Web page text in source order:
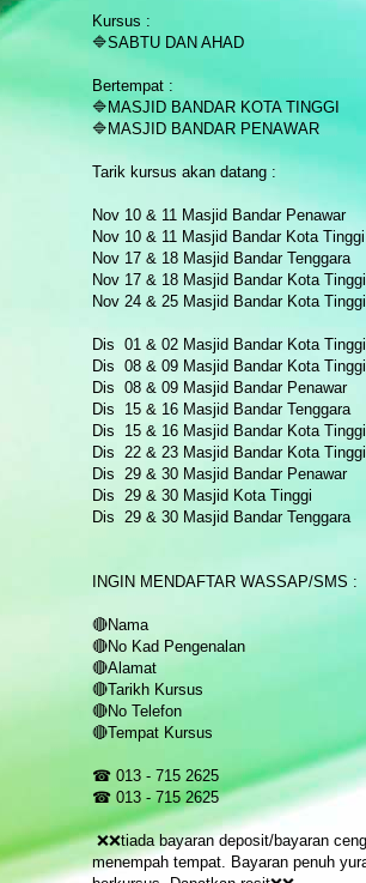
Kursus :
🔷SABTU DAN AHAD
Bertempat :
🔷MASJID BANDAR KOTA TINGGI
🔷MASJID BANDAR PENAWAR
Tarik kursus akan datang :
Nov 10 & 11 Masjid Bandar Penawar
Nov 10 & 11 Masjid Bandar Kota Tinggi
Nov 17 & 18 Masjid Bandar Tenggara
Nov 17 & 18 Masjid Bandar Kota Tinggi
Nov 24 & 25 Masjid Bandar Kota
Dis 01 & 02 Masjid Bandar Kota Tinggi
Dis 08 & 09 Masjid Bandar Kota Tinggi
Dis 08 & 09 Masjid Bandar Penawar
Dis 15 & 16 Masjid Bandar Tenggara
Dis 15 & 16 Masjid Bandar Kota Tinggi
Dis 22 & 23 Masjid Bandar Kota Tinggi
Dis 29 & 30 Masjid Bandar Penawar
Dis 29 & 30 Masjid Kota Tinggi
Dis 29 & 30 Masjid Bandar Tenggara
INGIN MENDAFTAR WASSAP/SMS :
🔴Nama
🔴No Kad Pengenalan
🔴Alamat
🔴Tarikh Kursus
🔴No Telefon
🔴Tempat Kursus
☎ 013 - 715 2625
☎ 013 - 715 2625
❌❌tiada bayaran deposit/bayaran
menempah tempat. Bayaran penuh